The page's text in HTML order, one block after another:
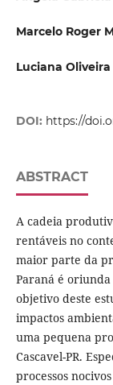
Marcelo Roger
Luciana
DOI: https://
ABSTRACT
A cadeia
rentáveis no
maior parte da
Paraná é
objetivo deste
impactos
uma pequena
Cascavel-PR.
processos